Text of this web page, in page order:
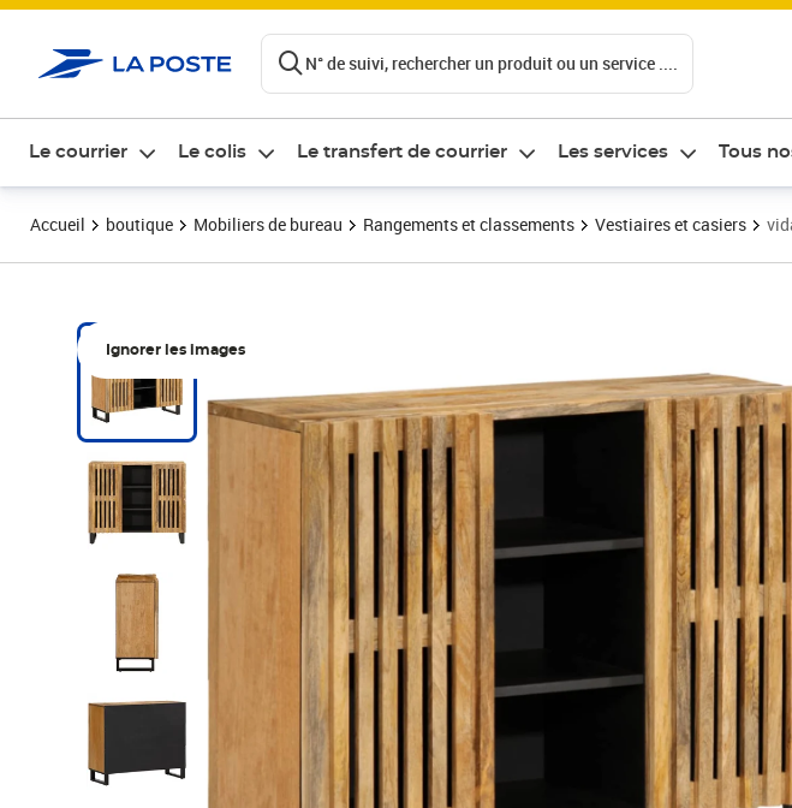
N° de suivi, rechercher un produit ou un service ....
Le courrier Le colis Le transfert de courrier Les services Tous
Accueil boutique Mobiliers de bureau Rangements et classements Vestiaires et casiers
Ignorer les images